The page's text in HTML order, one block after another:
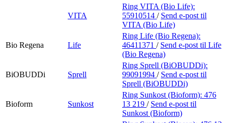
VITA
Ring VITA (Bio Life):
55910514 / Send e-post til
VITA (Bio Life)
Bio Regena Life
Ring Life (Bio Regena):
46411371 / Send e-post til Life
(Bio Regena)
BiOBUDDi Sprell
Ring Sprell (BiOBUDDi):
99091994 / Send e-post til
Sprell (BiOBUDDi)
Bioform Sunkost
Ring Sunkost (Bioform): 476
13 219 / Send e-post til
Sunkost (Bioform)